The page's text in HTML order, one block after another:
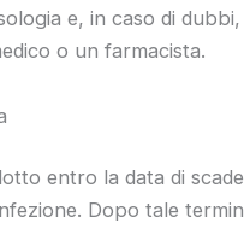
e, in caso di dubbi,
o un farmacista.
entro la data di
Dopo tale